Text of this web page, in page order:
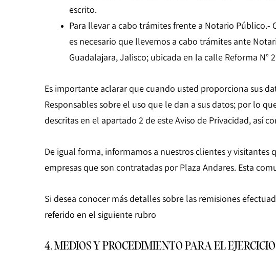
escrito.
Para llevar a cabo trámites frente a Notario
es necesario que llevemos a cabo trámites ante
Guadalajara, Jalisco; ubicada en la calle Reforma N°
Es importante aclarar que cuando usted proporciona sus
Responsables sobre el uso que le dan a sus datos; por lo
descritas en el apartado 2 de este Aviso de Privacidad, así
De igual forma, informamos a nuestros clientes y
empresas que son contratadas por Plaza Andares. Esta
Si desea conocer más detalles sobre las remisiones
referido en el siguiente rubro
4. MEDIOS Y PROCEDIMIENTO PARA EL